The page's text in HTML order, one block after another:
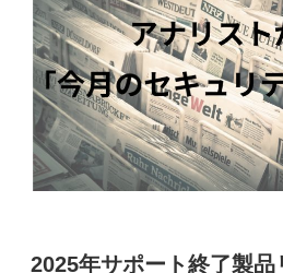
https://msrc.microsoft.com/
2025-49706
https://msrc.microsoft.com/
2025-49703
https://msrc.microsoft.com/
2025-49698
2025-49700
2025年サポート終了製